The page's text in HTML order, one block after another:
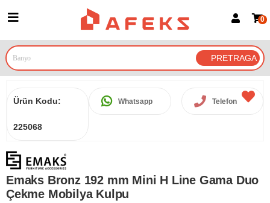
Prijava za članove
Prijavite se Google nalogom
0
Ürün Kodu:
225068
Whatsapp Telefon
Emaks Bronz 192 mm Mini H Line Gama Duo
Çekme Mobilya Kulpu